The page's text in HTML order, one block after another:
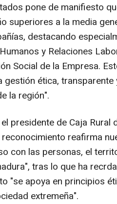
pone de manifiesto
superiores a la media
destacando
y Relaciones
Social de la Empresa.
gestión ética,
la región".
presidente de Caja Rural
reafirma
con las personas, el
tras lo que ha
"se apoya en principios
extremeña".